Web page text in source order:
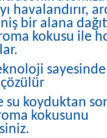
havalandırır,
bir alana
kokusu ile
su koyduktan
kokusunu